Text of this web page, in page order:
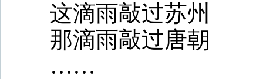
这滴雨敲过苏州
那滴雨敲过唐朝
……